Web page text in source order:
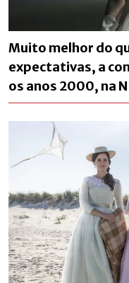
Muito melhor do
expectativas, a
os anos 2000, na